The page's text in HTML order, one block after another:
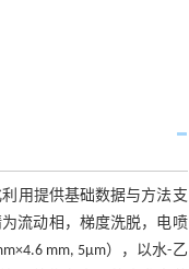
利用提供基础数据与方法支
为流动相，梯度洗脱，电喷
mm, 5μm），以水-乙